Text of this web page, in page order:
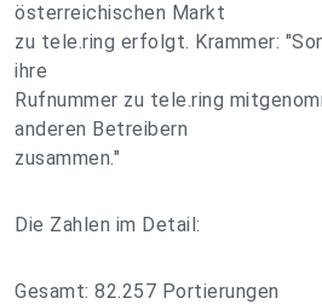
österreichischen Markt
zu tele.ring erfolgt. Krammer:
ihre
Rufnummer zu tele.ring
anderen Betreibern
zusammen."
Die Zahlen im Detail:
Gesamt: 82.257 Portierungen